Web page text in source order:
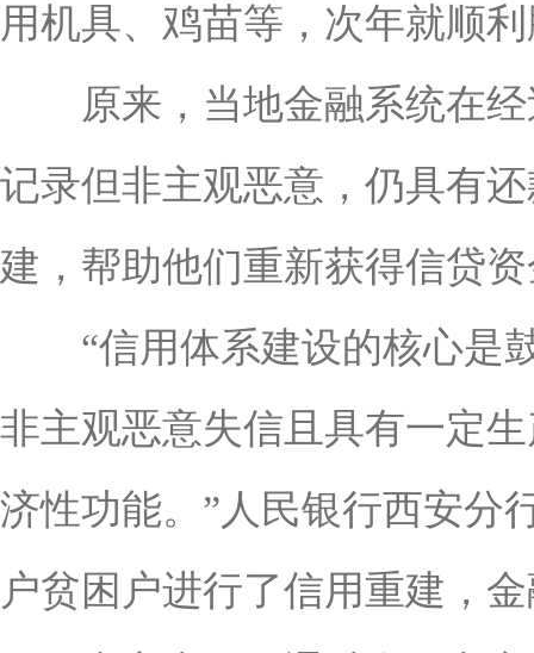
用机具、鸡苗等，次年就顺
原来，当地金融系统在经
记录但非主观恶意，仍具有
建，帮助他们重新获得信贷
“信用体系建设的核心是鼓
非主观恶意失信且具有一定
济性功能。”人民银行西安分
户贫困户进行了信用重建，